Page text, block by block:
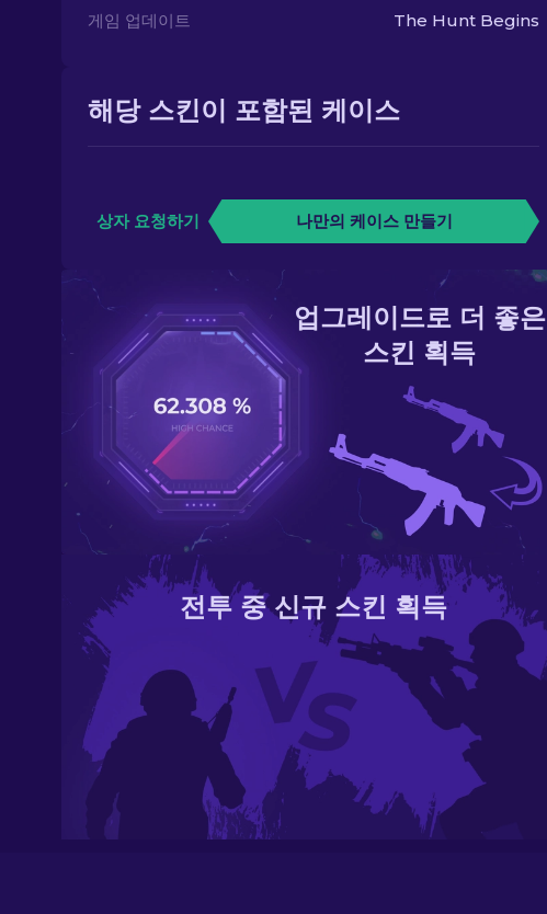
게임 업데이트
The Hunt Begins
해당 스킨이 포함된 케이스
상자 요청하기 나만의 케이스 만들기
업그레이드로 더 좋은
스킨 획득
전투 중 신규 스킨 획득